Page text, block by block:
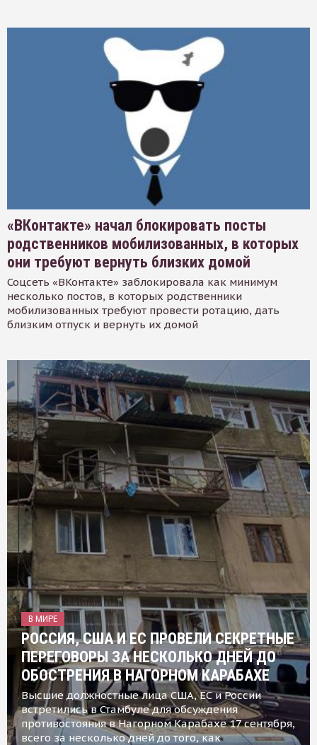
«ВКонтакте» начал блокировать посты
родственников мобилизованных, в которых
они требуют вернуть близких домой
Соцсеть «ВКонтакте» заблокировала как минимум
несколько постов, в которых родственники
мобилизованных требуют провести ротацию, дать
близким отпуск и вернуть их домой
В МИРЕ
РОССИЯ, США И ЕС ПРОВЕЛИ СЕКРЕТНЫЕ
ПЕРЕГОВОРЫ ЗА НЕСКОЛЬКО ДНЕЙ ДО
ОБОСТРЕНИЯ В НАГОРНОМ КАРАБАХЕ
Высшие должностные лица США, ЕС и России
встретились в Стамбуле для обсуждения
противостояния в Нагорном Карабахе 17 сентября,
всего за несколько дней до того, как